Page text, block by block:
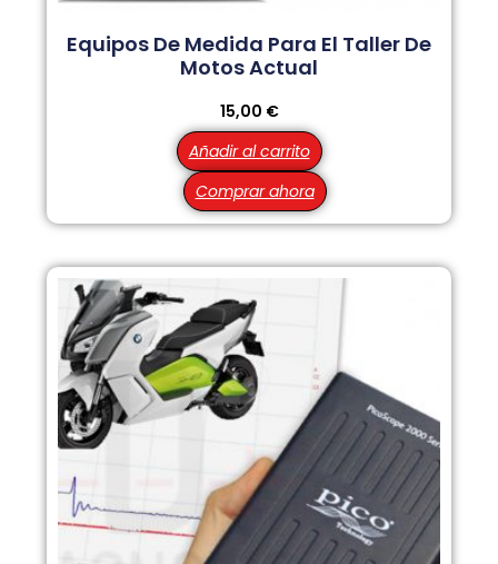
Equipos De Medida Para El Taller De
Motos Actual
15,00 €
Añadir al carrito
Comprar ahora